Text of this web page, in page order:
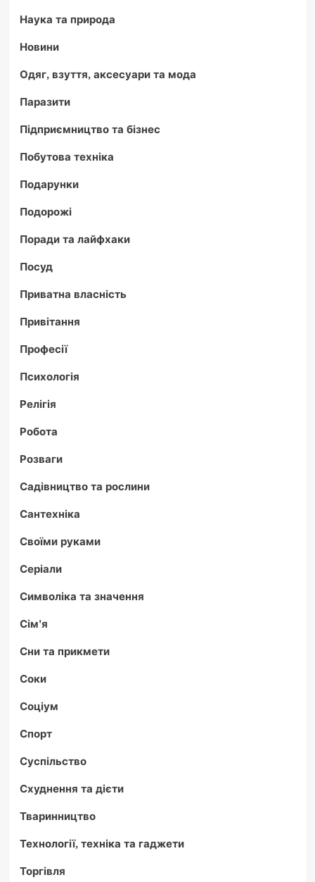
Наука та природа
Новини
Одяг, взуття, аксесуари та мода
Паразити
Підприємництво та бізнес
Побутова техніка
Подарунки
Подорожі
Поради та лайфхаки
Посуд
Приватна власність
Привітання
Професії
Психологія
Релігія
Робота
Розваги
Садівництво та рослини
Сантехніка
Своїми руками
Серіали
Символіка та значення
Сім'я
Сни та прикмети
Соки
Соціум
Спорт
Суспільство
Схуднення та дієти
Тваринництво
Технології, техніка та гаджети
Торгівля